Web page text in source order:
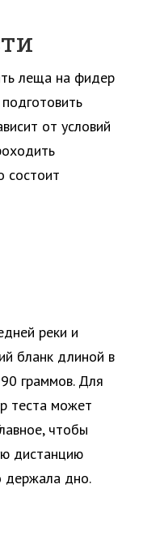
леща на фидер
от условий
состоит
реки и
бланк длиной в
граммов. Для
теста может
чтобы
дистанцию
дно.